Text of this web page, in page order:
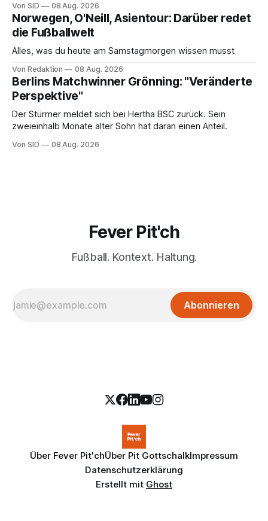
Von SID 08 Aug. 2026
Norwegen, O'Neill, Asientour: Darüber redet
die Fußballwelt
Alles, was du heute am Samstagmorgen wissen musst
Von Redaktion 08 Aug. 2026
Berlins Matchwinner Grönning: "Veränderte
Perspektive"
Der Stürmer meldet sich bei Hertha BSC zurück. Sein
zweieinhalb Monate alter Sohn hat daran einen Anteil.
Von SID 08 Aug. 2026
Fever Pit'ch
Fußball. Kontext. Haltung.
Abonnieren
Über Fever Pit'chÜber Pit GottschalkImpressum
Datenschutzerklärung
Erstellt mit Ghost